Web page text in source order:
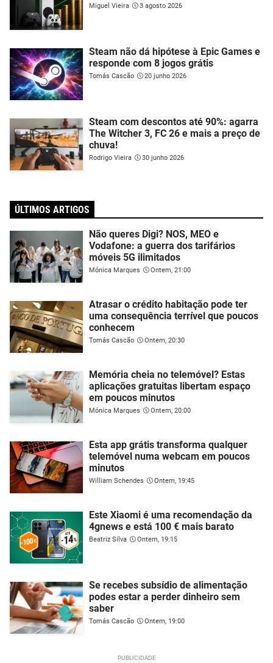
Miguel Vieira 3 agosto 2026
Steam não dá hipótese à Epic Games e
responde com 8 jogos grátis
Tomás Cascão 20 junho 2026
Steam com descontos até 90%: agarra
The Witcher 3, FC 26 e mais a preço de
chuva!
Rodrigo Vieira 30 junho 2026
ÚLTIMOS ARTIGOS
Não queres Digi? NOS, MEO e
Vodafone: a guerra dos tarifários
móveis 5G ilimitados
Mónica Marques Ontem, 21:00
Atrasar o crédito habitação pode ter
uma consequência terrível que poucos
conhecem
Tomás Cascão Ontem, 20:30
Memória cheia no telemóvel? Estas
aplicações gratuitas libertam espaço
em poucos minutos
Mónica Marques Ontem, 20:00
Esta app grátis transforma qualquer
telemóvel numa webcam em poucos
minutos
William Schendes Ontem, 19:45
Este Xiaomi é uma recomendação da
4gnews e está 100 € mais barato
Beatriz Silva Ontem, 19:15
Se recebes subsídio de alimentação
podes estar a perder dinheiro sem
saber
Tomás Cascão Ontem, 19:00